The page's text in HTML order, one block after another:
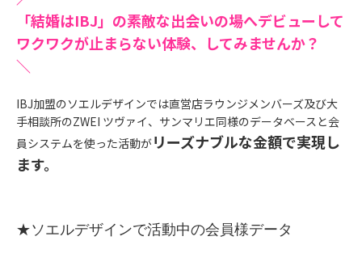
「結婚はIBJ」の素敵な出会いの場へデビューして
ワクワクが止まらない体験、してみませんか？
＼
IBJ加盟のソエルデザインでは直営店ラウンジメンバーズ及び大
手相談所のZWEI ツヴァイ、サンマリエ同様のデータベースと会
員システムを使った活動がリーズナブルな金額で実現し
ます。
★ソエルデザインで活動中の会員様データ